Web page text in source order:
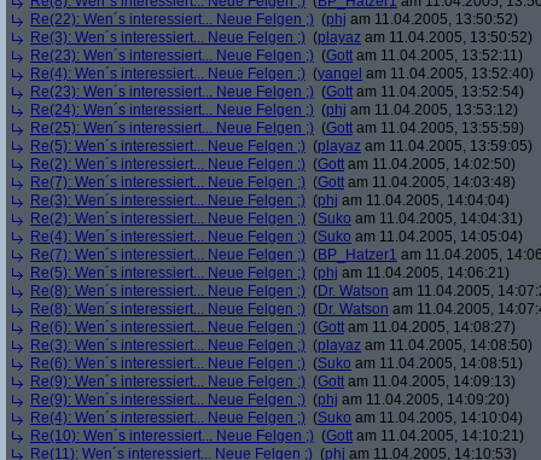
Re(22): Wen´s interessiert... Neue Felgen ;) (phj am 11.04.2005, 13:50:52)
Re(3): Wen´s interessiert... Neue Felgen ;) (playaz am 11.04.2005, 13:50:52)
Re(23): Wen´s interessiert... Neue Felgen ;) (Gott am 11.04.2005, 13:52:11)
Re(4): Wen´s interessiert... Neue Felgen ;) (yangel am 11.04.2005, 13:52:40)
Re(23): Wen´s interessiert... Neue Felgen ;) (Gott am 11.04.2005, 13:52:54)
Re(24): Wen´s interessiert... Neue Felgen ;) (phj am 11.04.2005, 13:53:12)
Re(25): Wen´s interessiert... Neue Felgen ;) (Gott am 11.04.2005, 13:55:59)
Re(5): Wen´s interessiert... Neue Felgen ;) (playaz am 11.04.2005, 13:59:05)
Re(2): Wen´s interessiert... Neue Felgen ;) (Gott am 11.04.2005, 14:02:50)
Re(7): Wen´s interessiert... Neue Felgen ;) (Gott am 11.04.2005, 14:03:48)
Re(3): Wen´s interessiert... Neue Felgen ;) (phj am 11.04.2005, 14:04:04)
Re(2): Wen´s interessiert... Neue Felgen ;) (Suko am 11.04.2005, 14:04:31)
Re(4): Wen´s interessiert... Neue Felgen ;) (Suko am 11.04.2005, 14:05:04)
Re(7): Wen´s interessiert... Neue Felgen ;) (BP_Hatzer1 am 11.04.2005,
Re(5): Wen´s interessiert... Neue Felgen ;) (phj am 11.04.2005, 14:06:21)
Re(8): Wen´s interessiert... Neue Felgen ;) (Dr. Watson am 11.04.2005,
Re(8): Wen´s interessiert... Neue Felgen ;) (Dr. Watson am 11.04.2005,
Re(6): Wen´s interessiert... Neue Felgen ;) (Gott am 11.04.2005, 14:08:27)
Re(3): Wen´s interessiert... Neue Felgen ;) (playaz am 11.04.2005, 14:08:50)
Re(6): Wen´s interessiert... Neue Felgen ;) (Suko am 11.04.2005, 14:08:51)
Re(9): Wen´s interessiert... Neue Felgen ;) (Gott am 11.04.2005, 14:09:13)
Re(9): Wen´s interessiert... Neue Felgen ;) (phj am 11.04.2005, 14:09:20)
Re(4): Wen´s interessiert... Neue Felgen ;) (Suko am 11.04.2005, 14:10:04)
Re(10): Wen´s interessiert... Neue Felgen ;) (Gott am 11.04.2005, 14:10:21)
Re(11): Wen´s interessiert... Neue Felgen ;) (phj am 11.04.2005, 14:10:53)